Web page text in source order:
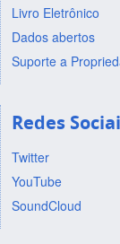
Livro Eletrônico
Dados abertos
Suporte a
Redes
Twitter
YouTube
SoundCloud